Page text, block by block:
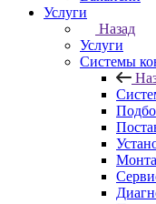
Услуги
Назад
Услуги
Системы